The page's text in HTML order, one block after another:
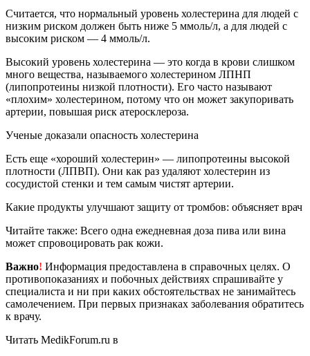
Считается, что нормальный уровень холестерина для людей с
низким риском должен быть ниже 5 ммоль/л, а для людей с
высоким риском — 4 ммоль/л.
Высокий уровень холестерина — это когда в крови слишком
много вещества, называемого холестерином ЛПНП
(липопротеины низкой плотности). Его часто называют
«плохим» холестерином, потому что он может закупоривать
артерии, повышая риск атеросклероза.
Ученые доказали опасность холестерина
Есть еще «хороший холестерин» — липопротеины высокой
плотности (ЛПВП). Они как раз удаляют холестерин из
сосудистой стенки и тем самым чистят артерии.
Какие продукты улучшают защиту от тромбов: объясняет врач
Читайте также: Всего одна ежедневная доза пива или вина
может спровоцировать рак кожи.
Важно! Информация предоставлена в справочных целях. О
противопоказаниях и побочных действиях спрашивайте у
специалиста и ни при каких обстоятельствах не занимайтесь
самолечением. При первых признаках заболевания обратитесь
к врачу.
Читать MedikForum.ru в